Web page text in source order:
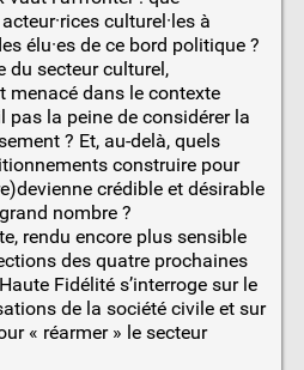
culturel·les à
élu·es de ce bord politique ?
du secteur culturel,
menacé dans le contexte
pas la peine de considérer la
? Et, au-delà, quels
construire pour
crédible et désirable
nombre ?
rendu encore plus sensible
des quatre prochaines
Fidélité s’interroge sur le
de la société civile et sur
« réarmer » le secteur